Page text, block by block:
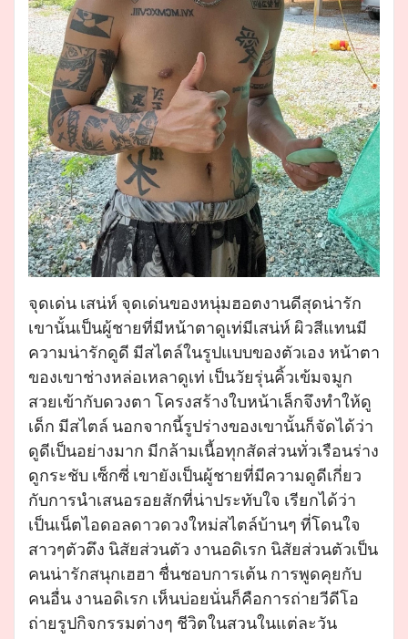
จุดเด่น เสน่ห์ จุดเด่นของหนุ่มฮอตงานดีสุดน่ารัก
เขานั้นเป็นผู้ชายที่มีหน้าตาดูเท่มีเสน่ห์ ผิวสีแทนมี
ความน่ารักดูดี มีสไตล์ในรูปแบบของตัวเอง หน้าตา
ของเขาช่างหล่อเหลาดูเท่ เป็นวัยรุ่นคิ้วเข้มจมูก
สวยเข้ากับดวงตา โครงสร้างใบหน้าเล็กจึงทำให้ดู
เด็ก มีสไตล์ นอกจากนี้รูปร่างของเขานั้นก็จัดได้ว่า
ดูดีเป็นอย่างมาก มีกล้ามเนื้อทุกสัดส่วนทั่วเรือนร่าง
ดูกระชับ เซ็กซี่ เขายังเป็นผู้ชายที่มีความดูดีเกี่ยว
กับการนำเสนอรอยสักที่น่าประทับใจ เรียกได้ว่า
เป็นเน็ตไอดอลดาวดวงใหม่สไตล์บ้านๆ ที่โดนใจ
สาวๆตัวตึง นิสัยส่วนตัว งานอดิเรก นิสัยส่วนตัวเป็น
คนน่ารักสนุกเฮฮา ชื่นชอบการเต้น การพูดคุยกับ
คนอื่น งานอดิเรก เห็นบ่อยนั่นก็คือการถ่ายวีดีโอ
ถ่ายรูปกิจกรรมต่างๆ ชีวิตในสวนในแต่ละวัน